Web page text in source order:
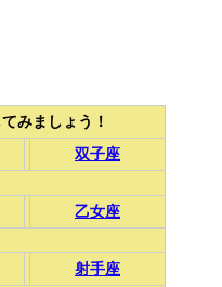
みましょう！
双子座
乙女座
射手座